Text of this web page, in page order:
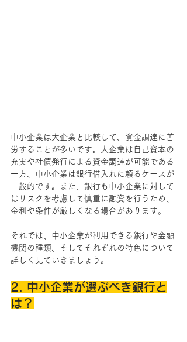
中小企業は大企業と比較して、資金調達に苦
労することが多いです。大企業は自己資本の
充実や社債発行による資金調達が可能である
一方、中小企業は銀行借入れに頼るケースが
一般的です。また、銀行も中小企業に対して
はリスクを考慮して慎重に融資を行うため、
金利や条件が厳しくなる場合があります。
それでは、中小企業が利用できる銀行や金融
機関の種類、そしてそれぞれの特色について
詳しく見ていきましょう。
2. 中小企業が選ぶべき銀行と
は？